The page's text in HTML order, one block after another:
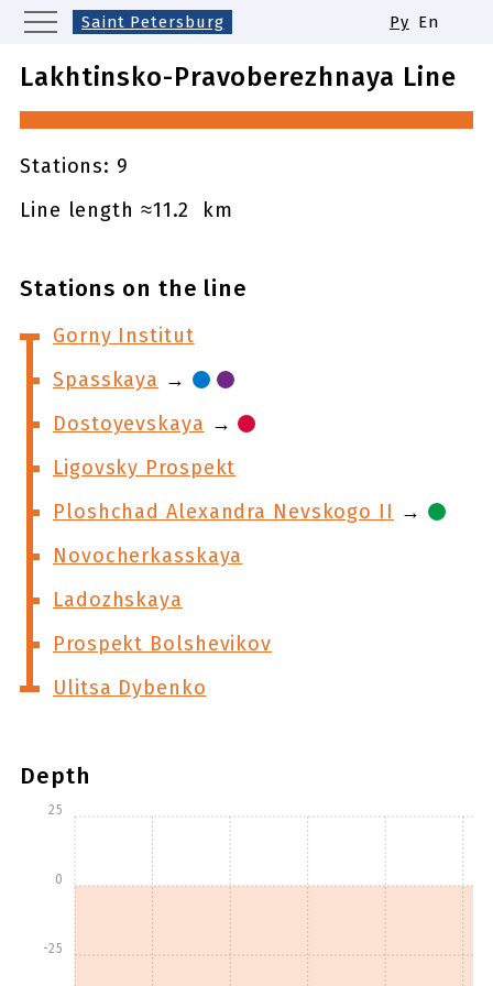
Saint Petersburg
Nizhny Novgorod
Novosibirsk
Samara
Same names of metro stations
Ру En
Lakhtinsko-Pravoberezhnaya Line
Stations: 9
Line length ≈11.2 km
Stations on the line
Gorny Institut
Spasskaya →
Dostoyevskaya →
Ligovsky Prospekt
Ploshchad Alexandra Nevskogo II →
Novocherkasskaya
Ladozhskaya
Prospekt Bolshevikov
Ulitsa Dybenko
Depth
-25
0
25